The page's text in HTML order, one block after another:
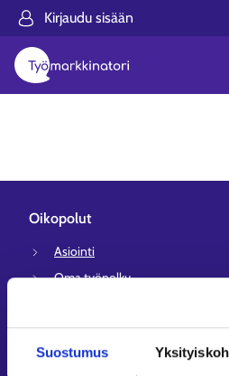
Suostumus
Kirjaudu sisään
Oikopolut
Asiointi
Oma työpolku
Avoimet työpaikat
Tietoa muilla kielillä